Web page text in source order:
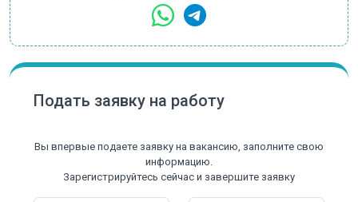
Подать заявку на работу
Вы впервые подаете заявку на вакансию, заполните свою
информацию.
Зарегистрируйтесь сейчас и завершите заявку